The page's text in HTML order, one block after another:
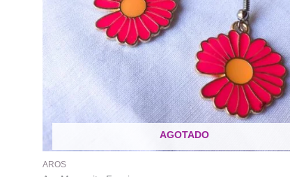
AGOTADO
AROS